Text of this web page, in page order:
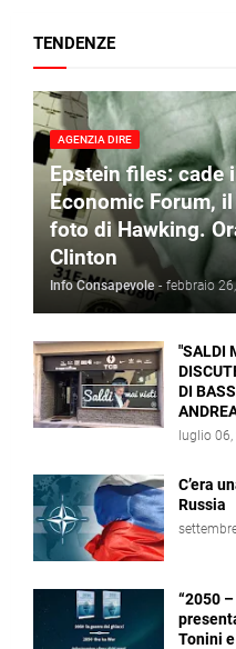
TENDENZE
AGENZIA DIRE
Epstein files: cade
Economic Forum, il
foto di Hawking.
Clinton
Info Consapevole - febbraio
"SALDI
DI
luglio
C’era
Russia
“2050
Tonini